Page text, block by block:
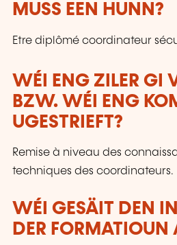
MUSS EEN HUNN?
Etre diplômé coordinateur
WÉI ENG ZILER GI
BZW. WÉI ENG
UGESTRIEFT?
Remise à niveau des
techniques des coordinateurs.
WÉI GESÄIT DEN
DER FORMATIOUN